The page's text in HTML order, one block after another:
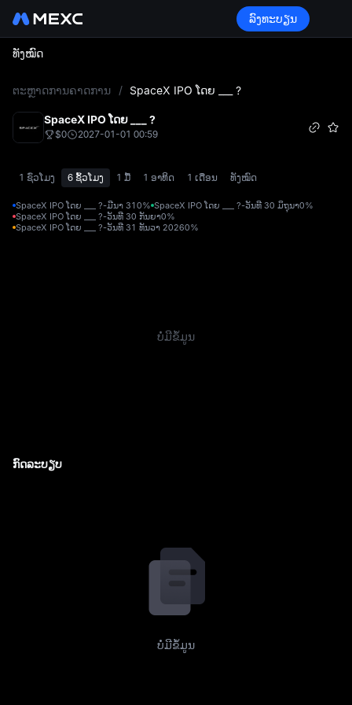
ລົງທະບຽນ
ທັງໝົດ
ຕະຫຼາດການຄາດການ / SpaceX IPO ໂດຍ ___ ?
SpaceX IPO ໂດຍ ___ ?
$0 2027-01-01 00:59
1 ຊົ່ວໂມງ 6 ຊົ້ວໂມງ 1 ມື້ 1 ອາທິດ 1 ເດືອນ ທັງໝົດ
SpaceX IPO ໂດຍ ___ ?-ມີນາ 310% SpaceX IPO ໂດຍ ___ ?-ວັນທີ 30 ມິຖຸນາ0%
SpaceX IPO ໂດຍ ___ ?-ວັນທີ 30 ກັນຍາ0%
SpaceX IPO ໂດຍ ___ ?-ວັນທີ 31 ທັນວາ 20260%
ບໍ່ມີຂໍ້ມູນ
ກົດລະບຽບ
ບໍ່ມີຂໍ້ມູນ